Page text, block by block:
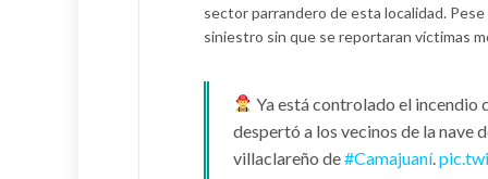
sector parrandero de esta localidad.
siniestro sin que se reportaran víctimas
Ya está controlado el incendio
despertó a los vecinos de la nave
villaclareño de#Camajuaní.